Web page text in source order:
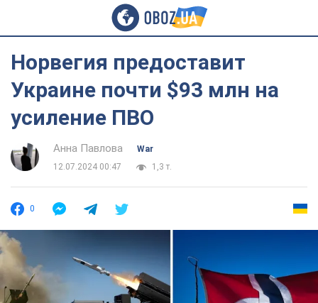
Норвегия предоставит
Украине почти $93 млн на
усиление ПВО
Анна Павлова
War
12.07.2024 00:47
1,3 т.
0